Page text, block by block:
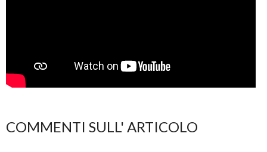
COMMENTI SULL' ARTICOLO